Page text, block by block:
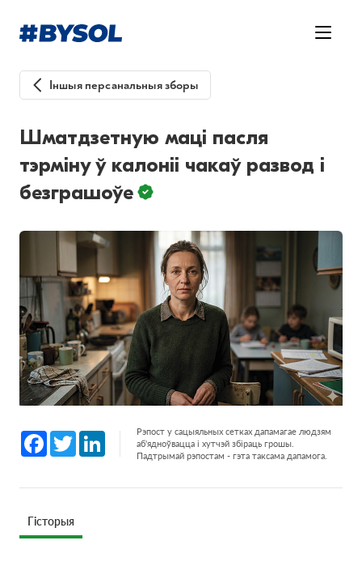
Іншыя персанальныя зборы
Шматдзетную маці пасля
тэрміну ў калоніі чакаў развод і
безграшоўе
Facebook
Twitter LinkedInРэпост у сацыяльных сетках дапамагае людзям
аб'ядноўвацца і хутчэй збіраць грошы.
Падтрымай рэпостам - гэта таксама дапамога.
Гісторыя